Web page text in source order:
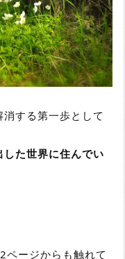
する第一歩として
した世界に住んでい
ページからも触れて